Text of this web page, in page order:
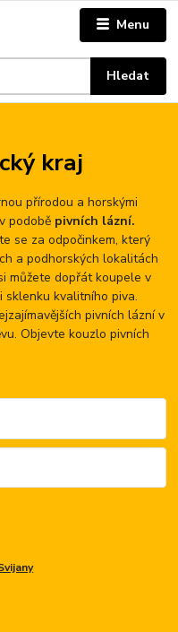
Menu
Hledat
kraj
přírodou a horskými
podobě pivních lázní.
se za odpočinkem, který
a podhorských lokalitách
můžete dopřát koupele v
sklenku kvalitního piva.
pivních lázní v
Objevte kouzlo pivních